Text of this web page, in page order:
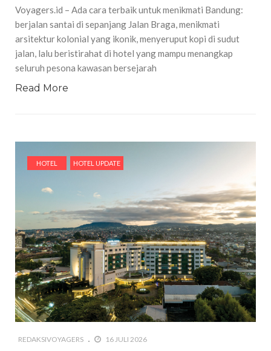
Voyagers.id – Ada cara terbaik untuk menikmati Bandung:
berjalan santai di sepanjang Jalan Braga, menikmati
arsitektur kolonial yang ikonik, menyeruput kopi di sudut
jalan, lalu beristirahat di hotel yang mampu menangkap
seluruh pesona kawasan bersejarah
Read More
HOTEL HOTEL UPDATE
REDAKSIVOYAGERS 16 JULI 2026